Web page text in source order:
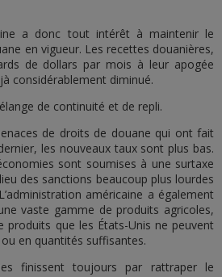
a donc tout intérêt à maintenir le
en vigueur. Les recettes douanières,
de dollars par mois à leur apogée
considérablement diminué.
de continuité et de repli.
de droits de douane qui ont fait
les nouveaux taux sont plus bas.
sont soumises à une surtaxe
des sanctions beaucoup plus lourdes
américaine a également
vaste gamme de produits agricoles,
produits que les États-Unis ne peuvent
en quantités suffisantes.
finissent toujours par rattraper le